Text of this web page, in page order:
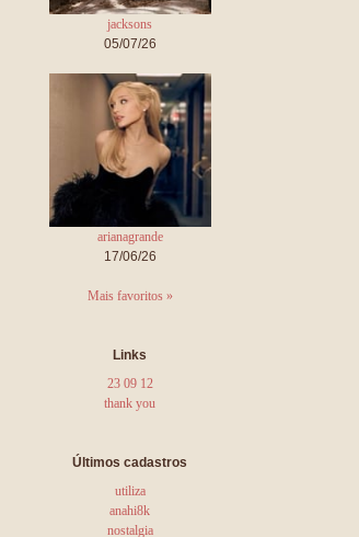
jacksons
05/07/26
arianagrande
17/06/26
Mais favoritos »
Links
23 09 12
thank you
Últimos cadastros
utiliza
anahi8k
nostalgia